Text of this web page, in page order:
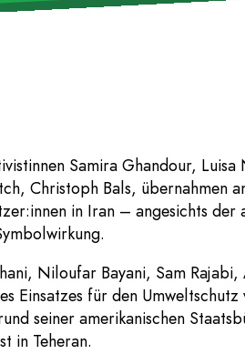
Samira Ghandour,
Christoph Bals, übernahmen
in Iran – angesichts
Niloufar Bayani, Sam
Einsatzes für den
seiner amerikanischen
in Teheran.